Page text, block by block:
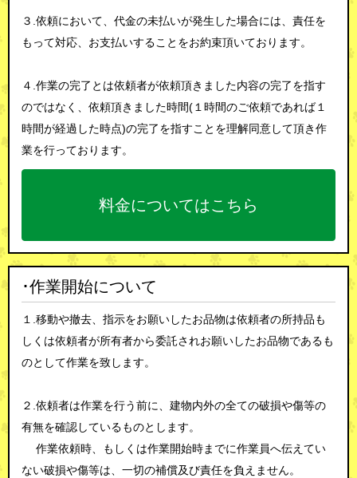
３.依頼において、代金の未払いが発生した場合には、責任を
もって対応、お支払いすることをお約束頂いております。
４.作業の完了とは依頼者が依頼頂きました内容の完了を指す
のではなく、依頼頂きました時間(１時間のご依頼であれば１
時間が経過した時点)の完了を指すことを理解同意して頂き作
業を行っております。
料金についてはこちら
･作業開始について
１.移動や撤去、指示をお願いしたお品物は依頼者の所持品も
しくは依頼者が所有者から委託されお願いしたお品物であるも
のとして作業を致します。
２.依頼者は作業を行う前に、建物内外の全ての破損や傷等の
有無を確認しているものとします。
作業依頼時、もしくは作業開始時までに作業員へ伝えてい
ない破損や傷等は、一切の補償及び責任を負えません。